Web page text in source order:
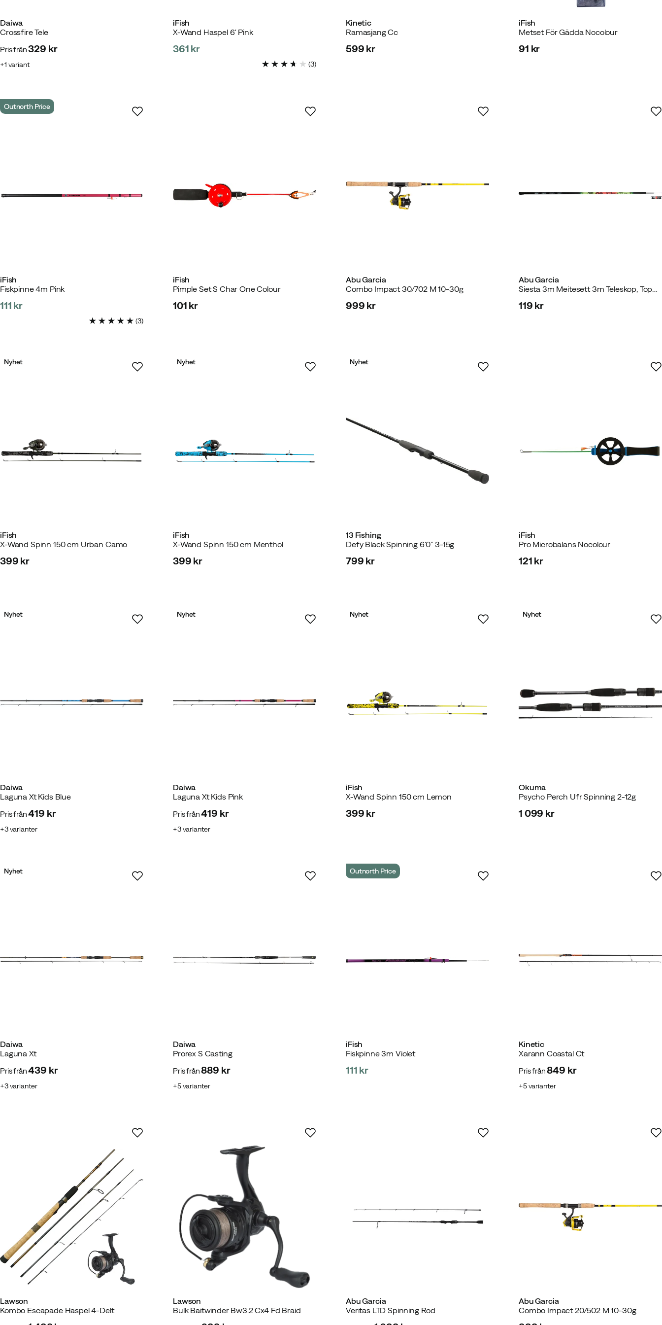
Daiwa
Crossfire Tele
Pris från329 kr
1 variant
iFish
X-Wand Haspel 6' Pink
361 kr
(3)
Kinetic
Ramasjang Cc
599 kr
iFish
Metset För Gädda Nocolour
91 kr
iFish
Fiskpinne 4m Pink
Outnorth Price
111 kr
(3)
iFish
Pimple Set S Char One Colour
101 kr
Abu Garcia
Combo Impact 30/702 M 10-30g
999 kr
Abu Garcia
Siesta 3m Meitesett 3m Teleskop, Toppknytt Snøre
119 kr
iFish
X-Wand Spinn 150 cm Urban Camo
Nyhet
399 kr
iFish
X-Wand Spinn 150 cm Menthol
Nyhet
399 kr
13 Fishing
Defy Black Spinning 6'0" 3-15g
Nyhet
799 kr
iFish
Pro Microbalans Nocolour
121 kr
Daiwa
Laguna Xt Kids Blue
Nyhet
Pris från419 kr
3 varianter
Daiwa
Laguna Xt Kids Pink
Nyhet
Pris från419 kr
3 varianter
iFish
X-Wand Spinn 150 cm Lemon
Nyhet
399 kr
Okuma
Psycho Perch Ufr Spinning 2-12g
Nyhet
1 099 kr
Daiwa
Laguna Xt
Nyhet
Pris från439 kr
3 varianter
Daiwa
Prorex S Casting
Pris från889 kr
5 varianter
iFish
Fiskpinne 3m Violet
Outnorth Price
111 kr
Kinetic
Xarann Coastal Ct
Pris från849 kr
5 varianter
Lawson
Kombo Escapade Haspel 4-Delt
Lawson
Bulk Baitwinder Bw3.2 Cx4 Fd Braid
Abu Garcia
Veritas LTD Spinning Rod
Abu Garcia
Combo Impact 20/502 M 10-30g